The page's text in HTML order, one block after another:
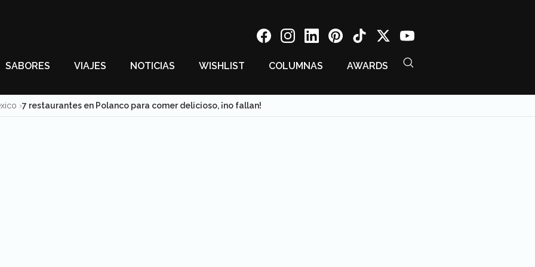
SABORES VIAJES NOTICIAS WISHLIST COLUMNAS AWARDS
7 restaurantes en Polanco para comer delicioso, ¡no fallan!